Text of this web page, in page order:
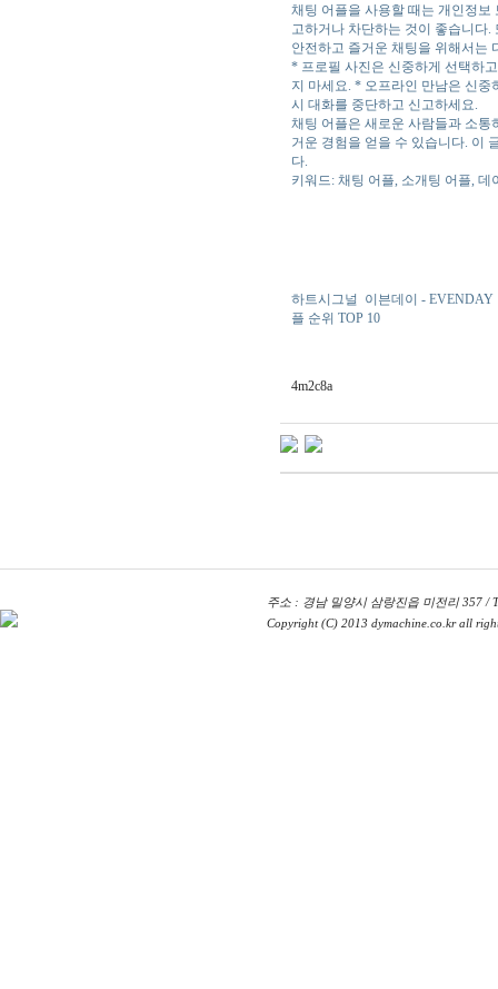
채팅 어플을 사용할 때는 개인정보
고하거나 차단하는 것이 좋습니다
안전하고 즐거운 채팅을 위해서는
* 프로필 사진은 신중하게 선택하
지 마세요. * 오프라인 만남은 신
시 대화를 중단하고 신고하세요.
채팅 어플은 새로운 사람들과 소통
거운 경험을 얻을 수 있습니다. 이
다.
키워드: 채팅 어플, 소개팅 어플,
하트시그널
이븐데이 - EVENDAY
플 순위 TOP 10
4m2c8a
주소 : 경남 밀양시 삼랑진읍 미전리 357 /
Copyright (C) 2013 dymachine.co.kr all